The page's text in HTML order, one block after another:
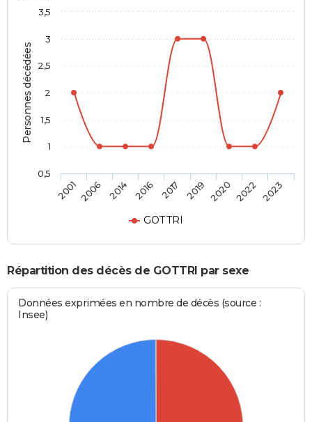
Personnes décédées
GOTTRI
20012006 2014 2016 2017 2019 2020 2022 2023
0,5
1
1,5
2
2,5
3
3,5
Répartition des décès de GOTTRI par sexe
Données exprimées en nombre de décès (source :
Insee)